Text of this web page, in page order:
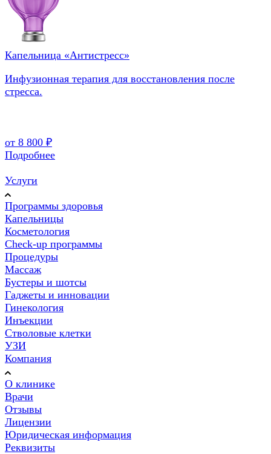
Капельница «Антистресс»
Инфузионная терапия для восстановления после
стресса.
от 8 800 ₽
Подробнее
Услуги
Программы здоровья
Капельницы
Косметология
Check-up программы
Процедуры
Массаж
Бустеры и шотсы
Гаджеты и инновации
Гинекология
Инъекции
Стволовые клетки
УЗИ
Компания
О клинике
Врачи
Отзывы
Лицензии
Юридическая информация
Реквизиты